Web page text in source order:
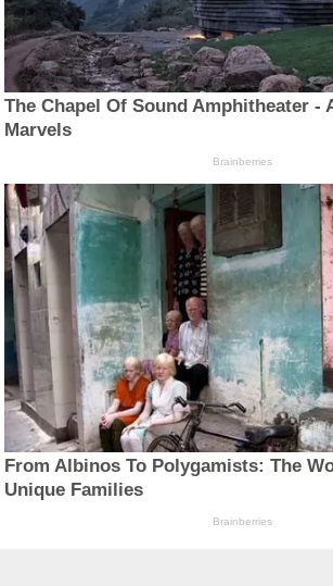
The Chapel Of Sound Amphitheater -
Marvels
Brainberries
From Albinos To Polygamists: The
Unique Families
Brainberries